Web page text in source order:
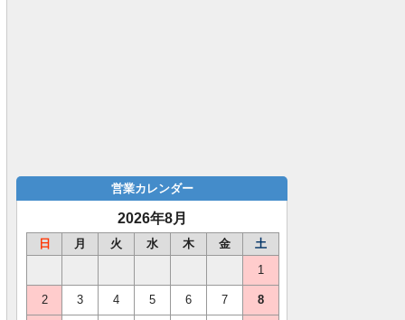
営業カレンダー
2026年8月
日 月 火 水 木 金
土
1
2 3 4 5 6 7 8